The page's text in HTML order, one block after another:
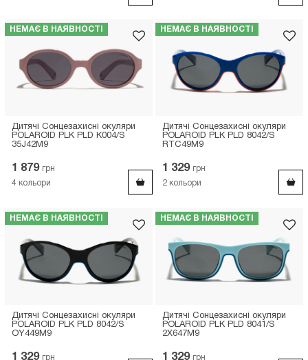
НЕМАЄ В НАЯВНОСТІ
Дитячі Сонцезахисні окуляри
POLAROID PLK PLD K004/S
35J42M9
1 879 грн
4 кольори
НЕМАЄ В НАЯВНОСТІ
Дитячі Сонцезахисні окуляри
POLAROID PLK PLD 8042/S
RTC49M9
1 329 грн
2 кольори
НЕМАЄ В НАЯВНОСТІ
Дитячі Сонцезахисні окуляри
POLAROID PLK PLD 8042/S
OY449M9
1 329 грн
НЕМАЄ В НАЯВНОСТІ
Дитячі Сонцезахисні окуляри
POLAROID PLK PLD 8041/S
2X647M9
1 329 грн